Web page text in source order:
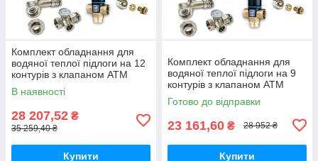
Комплект обладнання для
водяної теплої підлоги на 12
контурів з клапаном ATM
В наявності
28 207,52 ₴
35 259,40 ₴
Купити
Комплект обладнання для
водяної теплої підлоги на 9
контурів з клапаном ATM
Готово до відправки
23 161,60 ₴ 28 952 ₴
Купити